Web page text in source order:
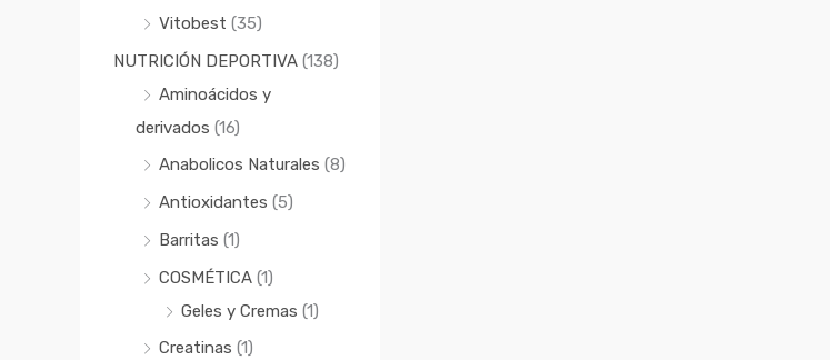
Vitobest (35)
NUTRICIÓN DEPORTIVA (138)
Aminoácidos y
derivados (16)
Anabolicos Naturales (8)
Antioxidantes (5)
Barritas (1)
COSMÉTICA (1)
Geles y Cremas (1)
Creatinas (1)